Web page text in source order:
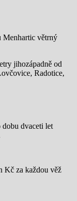
Menhartic větrný
jihozápadně od
Radotice,
dobu dvaceti let
Kč za každou věž